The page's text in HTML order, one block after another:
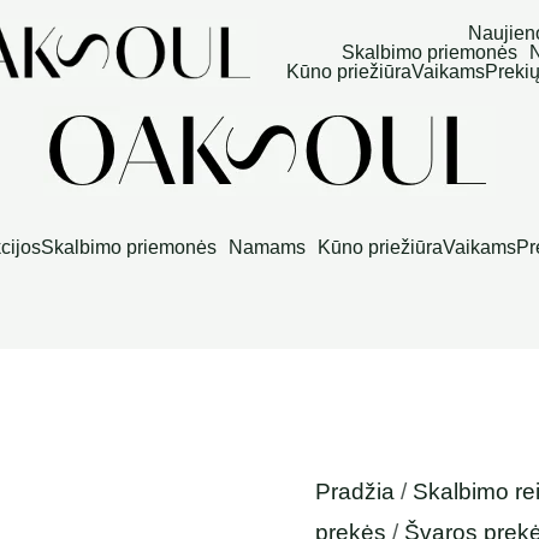
Skalbimo priemonės
Kūno priežiūraVaikams
Skalbimo priemonės Namams Kūno priežiūraVaikams
Pradžia / Skalbimo
prekės / Švaros
kiekis:
kalkių
valiklis